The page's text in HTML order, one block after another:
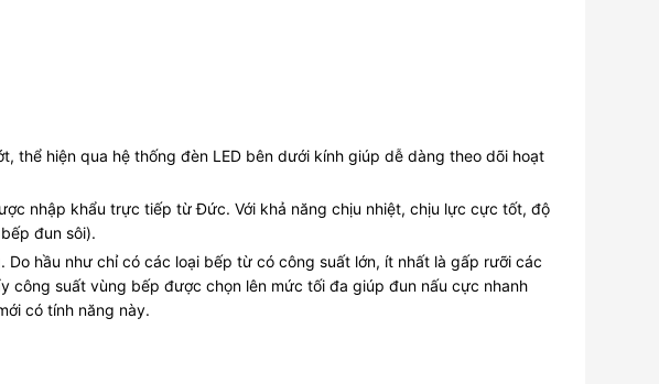
thể hiện qua hệ thống đèn LED bên dưới kính giúp dễ dàng theo dõi hoạt
nhập khẩu trực tiếp từ Đức. Với khả năng chịu nhiệt, chịu lực cực tốt, độ
đun sôi).
hầu như chỉ có các loại bếp từ có công suất lớn, ít nhất là gấp rưỡi các
công suất vùng bếp được chọn lên mức tối đa giúp đun nấu cực nhanh
có tính năng này.